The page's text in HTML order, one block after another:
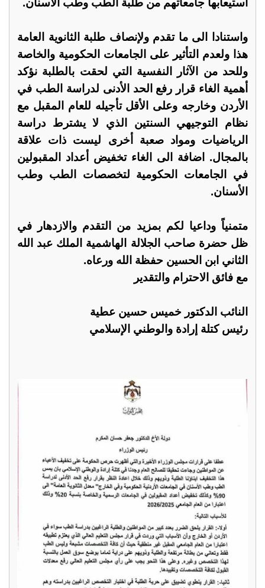
استيعابها جامعاتهم من طلبة الطب وطب الأسنان.
واستنادا الى ما تقدم ولإنصاف طلبة الثانوية العامة
هذا ولعدم التأثير على الجامعات الحكومية والخاصة
وللحد من الآثار النفسية التي لحقت بالطلبة نؤكد
أهمية الغاء قرار رفع الحد الأدنى لدراسة الطب في
الأردن وخارجه وعلى الأقل تأجيله للعام المقبل مع
نظام التوجيهي السنتين الذي لا يشترط دراسة
الرياضيات ومواد صعبة أخرى ليست ذات علاقة
بالمجال. اضافة الى الغاء تخفيض أعداد المقبولين
في الجامعات الحكومية لتخصصات الطب وطب
الأسنان.
متمنياً وداعيا لكم بمزيد من التقدم والازدهار في
ظل حضرة صاحب الجلالة الهاشمية الملك عبد الله
الثاني ابن الحسين حفظة الله ورعاه.
مع فائق الاحترام والتقدير
النائب الدكتور خميس حسين عطية
رئيس كتلة إرادة والوطني الإسلامي